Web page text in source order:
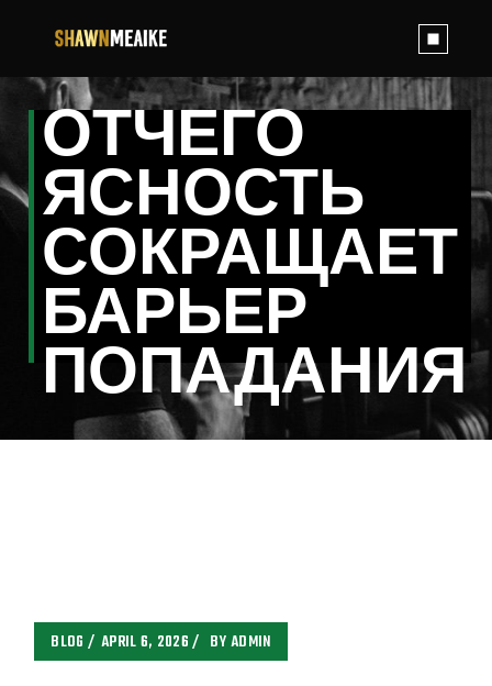
ОТЧЕГО
ЯСНОСТЬ
СОКРАЩАЕТ
БАРЬЕР
ПОПАДАНИЯ
BLOG APRIL 6, 2026 BYADMIN